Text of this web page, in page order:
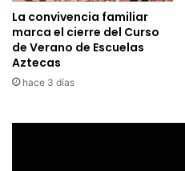
La convivencia familiar
marca el cierre del Curso
de Verano de Escuelas
Aztecas
hace 3 días